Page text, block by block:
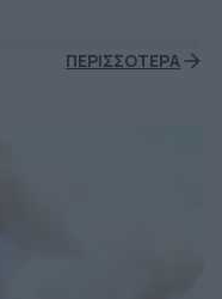
ΠΕΡΙΣΣΟΤΕΡΑ